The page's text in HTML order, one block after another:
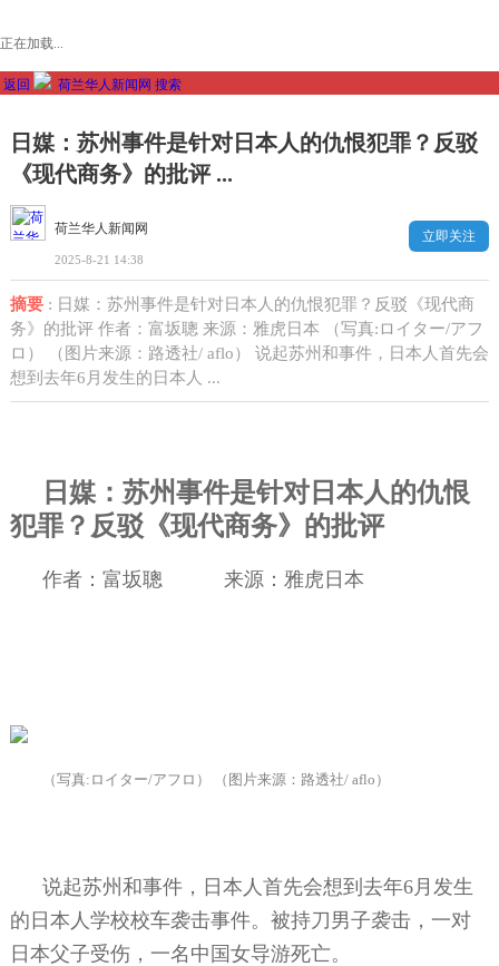
正在加载...
返回 荷兰华人新闻网 搜索
日媒：苏州事件是针对日本人的仇恨犯罪？反驳
《现代商务》的批评 ...
荷兰华人新闻网
2025-8-21 14:38
立即关注
摘要: 日媒：苏州事件是针对日本人的仇恨犯罪？反驳《现代商
务》的批评 作者：富坂聰 来源：雅虎日本 （写真:ロイター/アフ
ロ） （图片来源：路透社/ aflo） 说起苏州和事件，日本人首先会
想到去年6月发生的日本人 ...
日媒：苏州事件是针对日本人的仇恨
犯罪？反驳《现代商务》的批评
作者：富坂聰 来源：雅虎日本
（写真: ロイター/アフロ） （图片来源：路透社/ aflo ）
说起苏州和事件，日本人首先会想到去年6 月发生
的日本人学校校车袭击事件。被持刀男子袭击，一对
日本父子受伤，一名中国女导游死亡。